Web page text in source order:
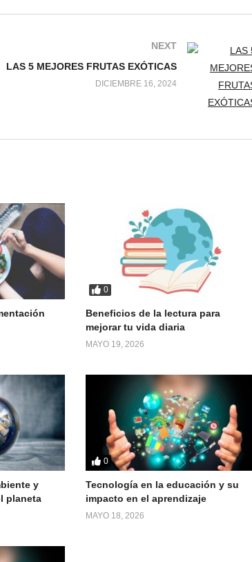
NEXT
LAS 5 MEJORES FRUTAS EXÓTICAS
DICIEMBRE 16, 2024
0
Beneficios de la lectura para
mejorar tu vida diaria
MAYO 19, 2026
y
planeta
0
Tecnología en la educación y su
impacto en el aprendizaje
MAYO 18, 2026